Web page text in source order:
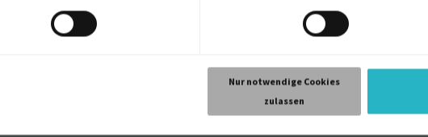
Nur notwendige Cookies
zulassen